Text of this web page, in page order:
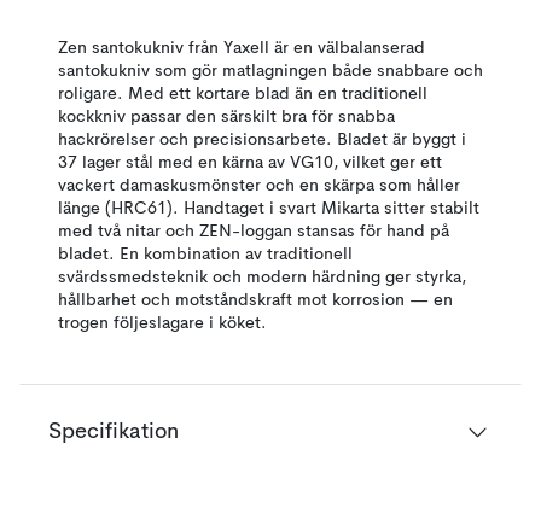
Zen santokukniv från Yaxell är en välbalanserad
santokukniv som gör matlagningen både snabbare och
roligare. Med ett kortare blad än en traditionell
kockkniv passar den särskilt bra för snabba
hackrörelser och precisionsarbete. Bladet är byggt i
37 lager stål med en kärna av VG10, vilket ger ett
vackert damaskusmönster och en skärpa som håller
länge (HRC61). Handtaget i svart Mikarta sitter stabilt
med två nitar och ZEN-loggan stansas för hand på
bladet. En kombination av traditionell
svärdssmedsteknik och modern härdning ger styrka,
hållbarhet och motståndskraft mot korrosion — en
trogen följeslagare i köket.
Specifikation